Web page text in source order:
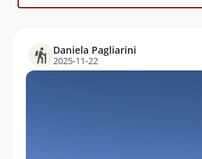
Daniela Pagliarini
2025-11-22